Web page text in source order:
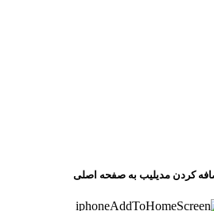
کردن مدیلیب به صفحه اصلی